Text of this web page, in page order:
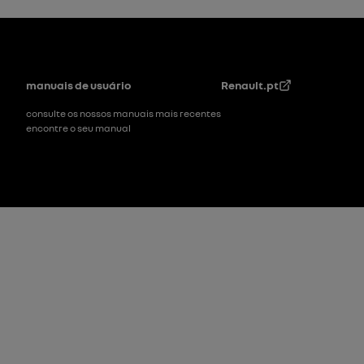
Rodapé
manuais de usuário
consulte os nossos manuais mais recentes
encontre o seu manual
Renault.pt